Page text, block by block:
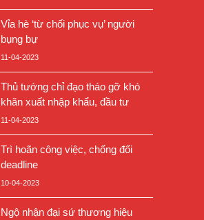
Vỉa hè ‘từ chối phục vụ’ người
bụng bự
11-04-2023
Thủ tướng chỉ đạo tháo gỡ khó
khăn xuất nhập khẩu, đầu tư
11-04-2023
Trì hoãn công việc, chống đối
deadline
10-04-2023
Ngộ nhận đại sứ thương hiệu